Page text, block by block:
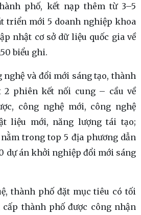
phố, kết nạp thêm từ 3–5
triển mới 5 doanh nghiệp khoa
nhật cơ sở dữ liệu quốc gia về
biểu ghi.
và đổi mới sáng tạo, thành
phiên kết nối cung – cầu về
công nghệ mới, công nghệ
liệu mới, năng lượng tái tạo;
trong top 5 địa phương dẫn
dự án khởi nghiệp đổi mới sáng
thành phố đặt mục tiêu có tối
thành phố được công nhận